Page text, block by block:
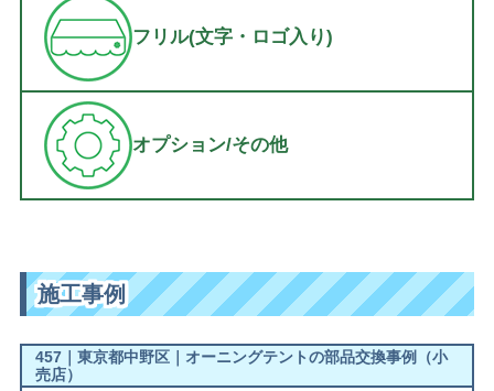
フリル(文字・ロゴ入り)
オプション/その他
施工事例
457｜東京都中野区｜オーニングテントの部品交換事例（小
売店）